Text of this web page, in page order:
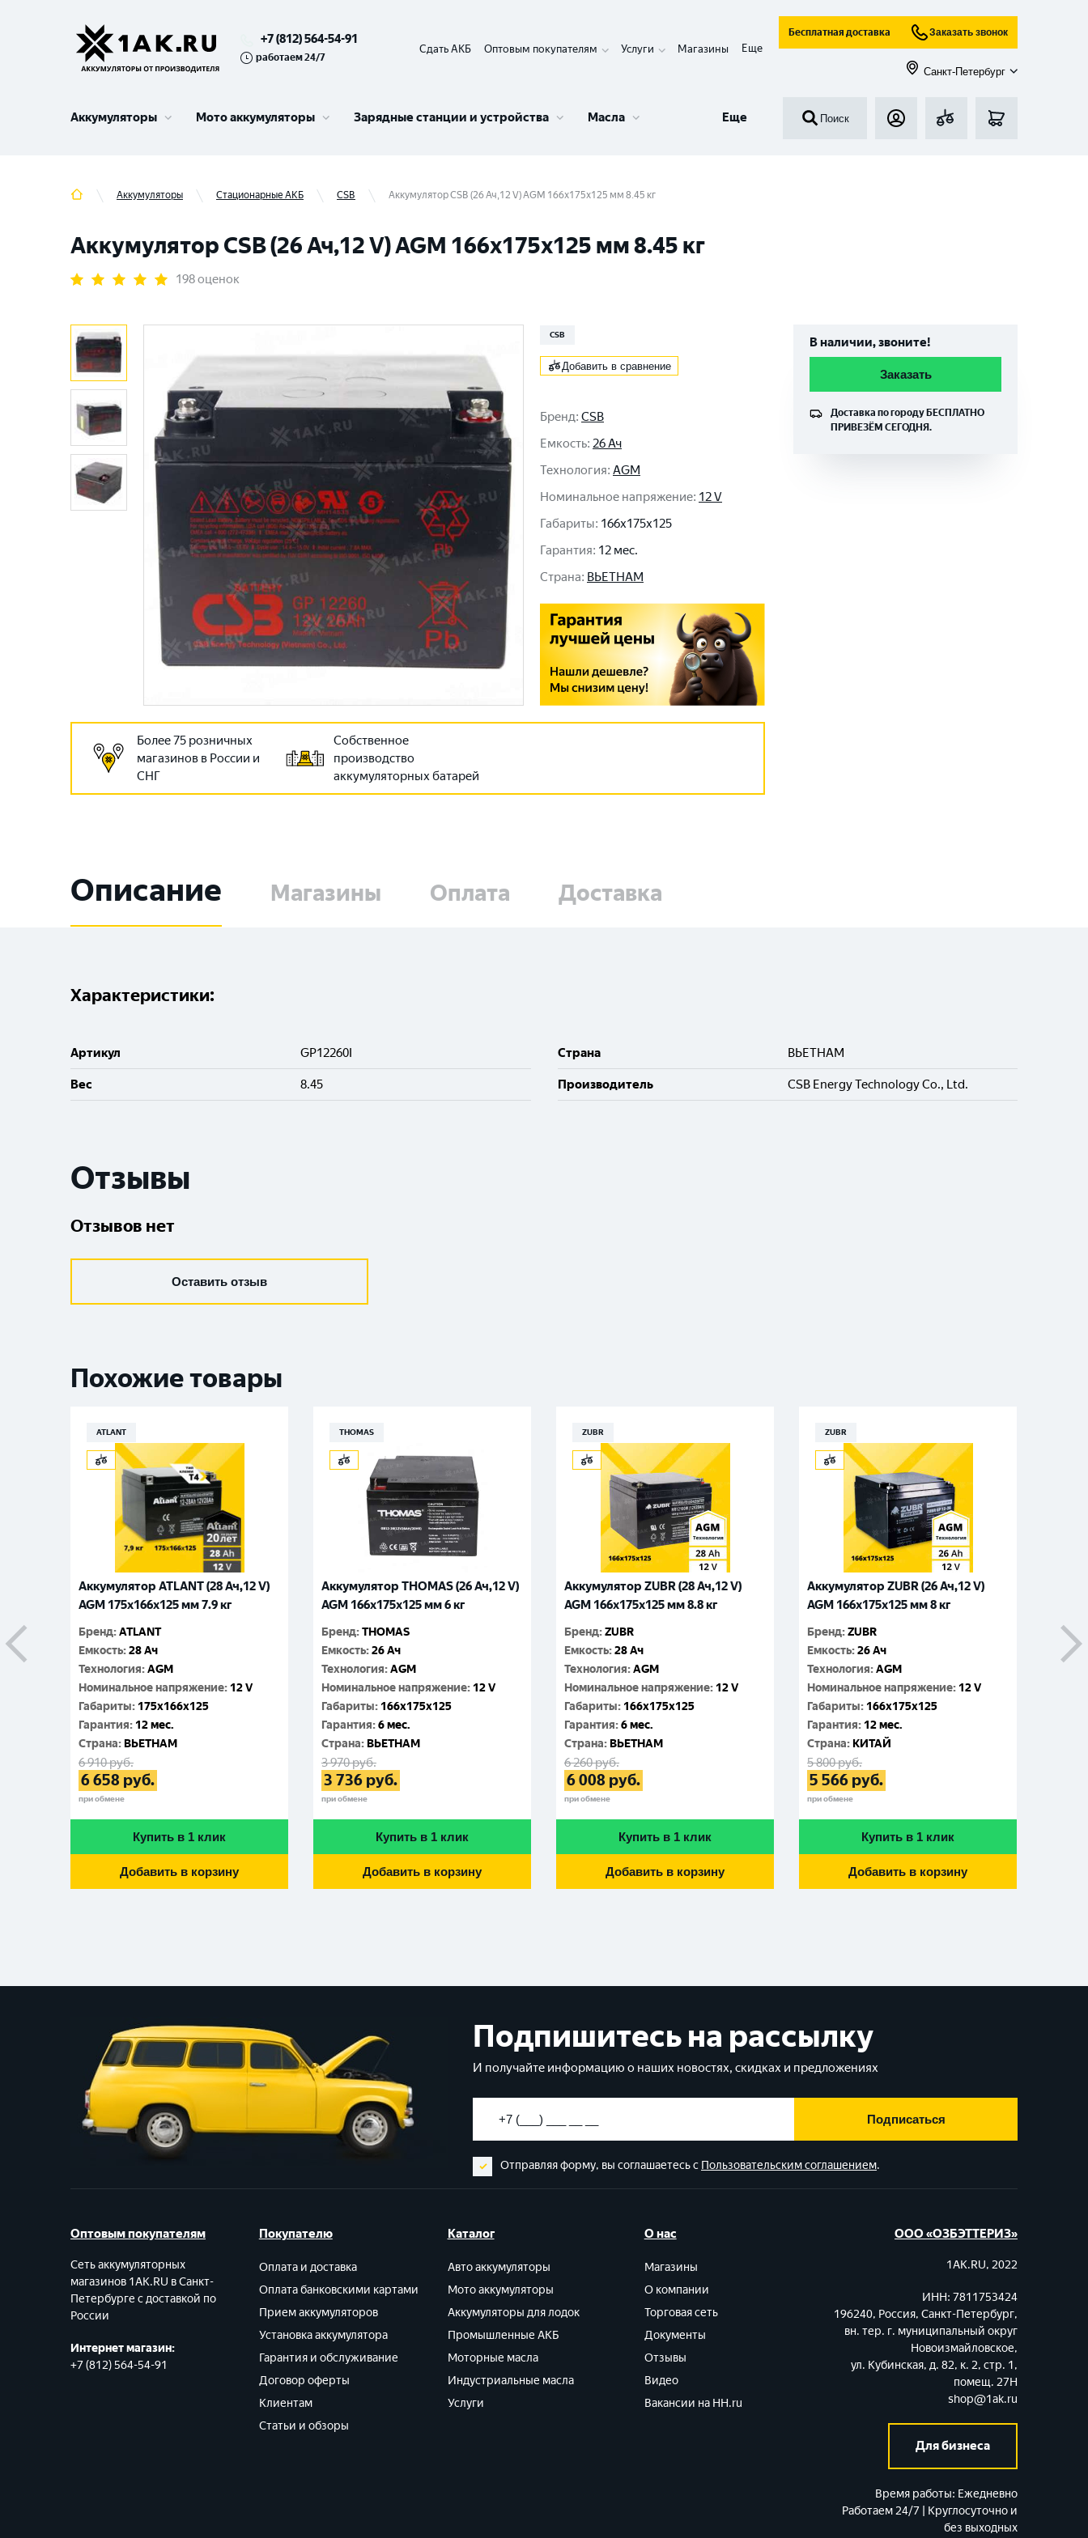
+7 (812) 564-54-91
работаем 24/7
Сдать АКБ Оптовым покупателям Услуги Магазины Еще
Бесплатная доставка Заказать звонок
Санкт-Петербург
Аккумуляторы Мото аккумуляторы Зарядные станции и устройства Масла Еще Поиск
Аккумуляторы Стационарные АКБ CSB Аккумулятор CSB (26 Ач,12 V) AGM 166x175x125 мм 8.45 кг
Аккумулятор CSB (26 Ач,12 V) AGM 166x175x125 мм 8.45 кг
198 оценок
CSB
Добавить в сравнение
Бренд: CSB
Емкость: 26 Ач
Технология: AGM
Номинальное напряжение: 12 V
Габариты: 166x175x125
Гарантия: 12 мес.
Cтрана: ВЬЕТНАМ
В наличии, звоните!
Заказать
Доставка по городу БЕСПЛАТНО
ПРИВЕЗЁМ СЕГОДНЯ.
Более 75 розничных
магазинов в России и
СНГ
Собственное
производство
аккумуляторных батарей
Описание Магазины Оплата Доставка
Характеристики:
Артикул GP12260I
Вес 8.45
Cтрана ВЬЕТНАМ
Производитель CSB Energy Technology Co., Ltd.
Отзывы
Отзывов нет
Оставить отзыв
Похожие товары
ATLANT
Аккумулятор ATLANT (28 Ач,12 V)
AGM 175x166x125 мм 7.9 кг
Бренд:ATLANT
Емкость:28 Ач
Технология:AGM
Номинальное напряжение: 12 V
Габариты: 175x166x125
Гарантия: 12 мес.
Cтрана: ВЬЕТНАМ
6 910руб.
6 658 руб.
при обмене
Купить в 1 клик
Добавить в корзину
THOMAS
Аккумулятор THOMAS (26 Ач,12 V)
AGM 166x175x125 мм 6 кг
Бренд:THOMAS
Емкость:26 Ач
Технология:AGM
Номинальное напряжение: 12 V
Габариты: 166x175x125
Гарантия:6 мес.
Cтрана: ВЬЕТНАМ
3 970руб.
3 736 руб.
при обмене
Купить в 1 клик
Добавить в корзину
ZUBR
Аккумулятор ZUBR (28 Ач,12 V)
AGM 166x175x125 мм 8.8 кг
Бренд:ZUBR
Емкость:28 Ач
Технология:AGM
Номинальное напряжение: 12 V
Габариты: 166x175x125
Гарантия:6 мес.
Cтрана: ВЬЕТНАМ
6 260руб.
6 008 руб.
при обмене
Купить в 1 клик
Добавить в корзину
ZUBR
Аккумулятор ZUBR (26 Ач,12 V)
AGM 166x175x125 мм 8 кг
Бренд:ZUBR
Емкость:26 Ач
Технология:AGM
Номинальное напряжение: 12 V
Габариты: 166x175x125
Гарантия: 12 мес.
Cтрана: КИТАЙ
5 800руб.
5 566 руб.
при обмене
Купить в 1 клик
Добавить в корзину
Бренд
Подпишитесь на рассылку
И получайте информацию о наших новостях, скидках и предложениях
Подписаться
Отправляя форму, вы соглашаетесь с Пользовательским соглашением.
Оптовым покупателям
Сеть аккумуляторных
магазинов 1AK.RU в Санкт-
Петербурге с доставкой по
России
Интернет магазин:
+7 (812) 564-54-91
Покупателю
Оплата и доставка
Оплата банковскими картами
Прием аккумуляторов
Установка аккумулятора
Гарантия и обслуживание
Договор оферты
Клиентам
Статьи и обзоры
Каталог
Авто аккумуляторы
Мото аккумуляторы
Аккумуляторы для лодок
Промышленные АКБ
Моторные масла
Индустриальные масла
Услуги
О нас
Магазины
О компании
Торговая сеть
Документы
Отзывы
Видео
Вакансии на HH.ru
ООО «ОЗБЭТТЕРИЗ»
1AK.RU, 2022
ИНН: 7811753424
196240, Россия, Санкт-Петербург,
вн. тер. г. муниципальный округ
Новоизмайловское,
ул. Кубинская, д. 82, к. 2, стр. 1,
помещ. 27Н
shop@1ak.ru
Для бизнеса
Время работы: Ежедневно
Работаем 24/7 | Круглосуточно и
без выходных